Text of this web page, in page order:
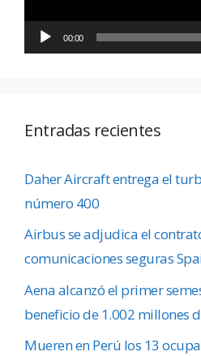
00:00
Entradas recientes
Daher Aircraft entrega el
número 400
Airbus se adjudica el
comunicaciones seguras
Aena alcanzó el primer
beneficio de 1.002 millones
Mueren en Perú los 13